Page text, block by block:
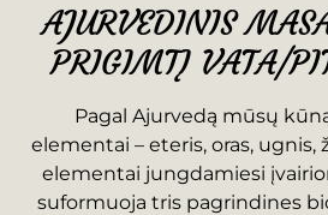
AJURVEDINIS
PRIGIMTĮ VATA/
Pagal Ajurvedą mūsų
elementai – eteris, oras, ugnis,
elementai jungdamiesi
suformuoja tris pagrindines